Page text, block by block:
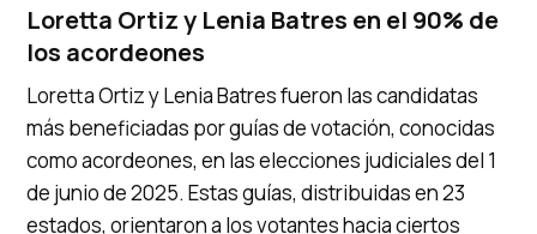
Loretta Ortiz y Lenia Batres en el 90% de
los acordeones
Loretta Ortiz y Lenia Batres fueron las candidatas
más beneficiadas por guías de votación, conocidas
como acordeones, en las elecciones judiciales del 1
de junio de 2025. Estas guías, distribuidas en 23
estados, orientaron a los votantes hacia ciertos